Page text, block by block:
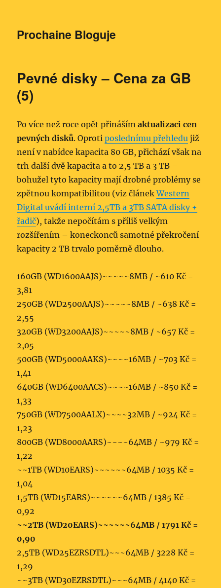
Prochaine Bloguje
Pevné disky – Cena za GB
(5)
Po více než roce opět přinášímaktualizaci cen
pevných disků. Oprotiposlednímu přehledu již
není v nabídce kapacita 80 GB, přichází však na
trh další dvě kapacita a to 2,5 TB a 3 TB –
bohužel tyto kapacity mají drobné problémy se
zpětnou kompatibilitou (viz článekWestern
Digital uvádí interní 2,5TB a 3TB SATA disky +
řadič), takže nepočítám s příliš velkým
rozšířením – koneckonců samotné překročení
kapacity 2 TB trvalo poměrně dlouho.
160GB (WD1600AAJS)~~~~~8MB / ~610 Kč =
3,81
250GB (WD2500AAJS)~~~~~8MB / ~638 Kč =
2,55
320GB (WD3200AAJS)~~~~~8MB / ~657 Kč =
2,05
500GB (WD5000AAKS)~~~~16MB / ~703 Kč =
1,41
640GB (WD6400AACS)~~~~16MB / ~850 Kč =
1,33
750GB (WD7500AALX)~~~~32MB / ~924 Kč =
1,23
800GB (WD8000AARS)~~~~64MB / ~979 Kč =
1,22
~~1TB (WD10EARS)~~~~~~64MB / 1035 Kč =
1,04
1,5TB (WD15EARS)~~~~~~64MB / 1385 Kč =
0,92
~~2TB (WD20EARS)~~~~~~64MB / 1791 Kč =
0,90
2,5TB (WD25EZRSDTL)~~~64MB / 3228 Kč =
1,29
~~3TB (WD30EZRSDTL)~~~64MB / 4140 Kč =